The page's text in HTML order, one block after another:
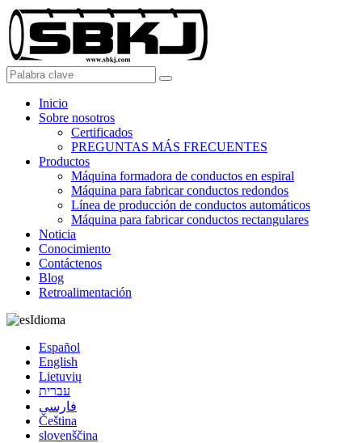
Inicio
Sobre nosotros
Certificados
PREGUNTAS MÁS FRECUENTES
Productos
Máquina formadora de conductos en espiral
Máquina para fabricar conductos redondos
Línea de producción de conductos automáticos
Máquina para fabricar conductos rectangulares
Noticia
Conocimiento
Contáctenos
Blog
Retroalimentación
Idioma
Español
English
Lietuvių
עברית
فارسی
Čeština
slovenščina